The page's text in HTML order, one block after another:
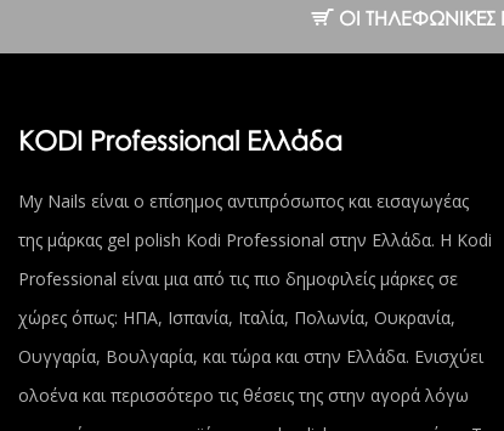
ΟΙ ΤΗΛΕΦΩΝΙΚΈΣ
KODI Professional Ελλάδα
My Nails είναι ο επίσημος αντιπρόσωπος και εισαγωγέας
της μάρκας gel polish Kodi Professional στην Ελλάδα. Η Kodi
Professional είναι μια από τις πιο δημοφιλείς μάρκες σε
χώρες όπως: ΗΠΑ, Ισπανία, Ιταλία, Πολωνία, Ουκρανία,
Ουγγαρία, Βουλγαρία, και τώρα και στην Ελλάδα. Ενισχύει
ολοένα και περισσότερο τις θέσεις της στην αγορά λόγω